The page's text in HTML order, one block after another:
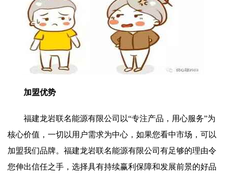
加盟优势
福建龙岩联名能源有限公司以“专注产品，用心服务”为
核心价值，一切以用户需求为中心，如果您看中市场，可以
加盟我们品牌。福建龙岩联名能源有限公司有足够的理由令
您伸出信任之手，选择具有持续赢利保障和发展前景的好品